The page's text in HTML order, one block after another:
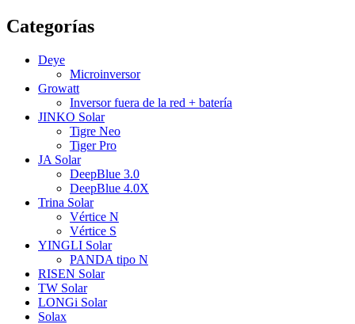
Categorías
Deye
Microinversor
Growatt
Inversor fuera de la red + batería
JINKO Solar
Tigre Neo
Tiger Pro
JA Solar
DeepBlue 3.0
DeepBlue 4.0X
Trina Solar
Vértice N
Vértice S
YINGLI Solar
PANDA tipo N
RISEN Solar
TW Solar
LONGi Solar
Solax